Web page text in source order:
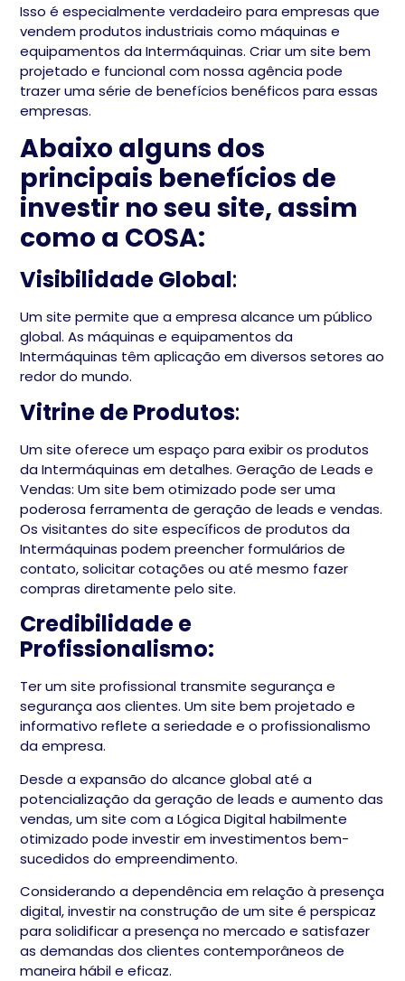
Isso é especialmente verdadeiro para empresas que
vendem produtos industriais como máquinas e
equipamentos da Intermáquinas. Criar um site bem
projetado e funcional com nossa agência pode
trazer uma série de benefícios benéficos para essas
empresas.
Abaixo alguns dos
principais benefícios de
investir no seu site, assim
como a COSA:
Visibilidade Global:
Um site permite que a empresa alcance um público
global. As máquinas e equipamentos da
Intermáquinas têm aplicação em diversos setores ao
redor do mundo.
Vitrine de Produtos:
Um site oferece um espaço para exibir os produtos
da Intermáquinas em detalhes. Geração de Leads e
Vendas: Um site bem otimizado pode ser uma
poderosa ferramenta de geração de leads e vendas.
Os visitantes do site específicos de produtos da
Intermáquinas podem preencher formulários de
contato, solicitar cotações ou até mesmo fazer
compras diretamente pelo site.
Credibilidade e
Profissionalismo:
Ter um site profissional transmite segurança e
segurança aos clientes. Um site bem projetado e
informativo reflete a seriedade e o profissionalismo
da empresa.
Desde a expansão do alcance global até a
potencialização da geração de leads e aumento das
vendas, um site com a Lógica Digital habilmente
otimizado pode investir em investimentos bem-
sucedidos do empreendimento.
Considerando a dependência em relação à presença
digital, investir na construção de um site é perspicaz
para solidificar a presença no mercado e satisfazer
as demandas dos clientes contemporâneos de
maneira hábil e eficaz.